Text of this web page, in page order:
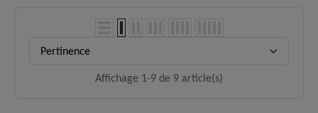
Pertinence
Affichage 1-9 de 9 article(s)